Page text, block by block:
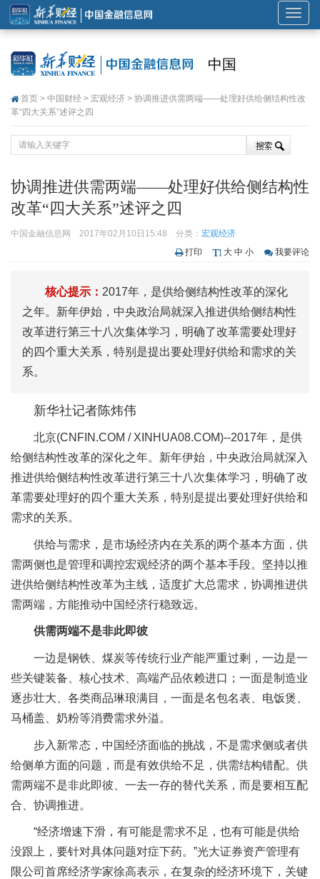
展
开
导
中国
首页 > 中国财经 > 宏观经济 > 协调推进供需两端——处理好供给侧结构性改
革“四大关系”述评之四
协调推进供需两端——处理好供给侧结构性
改革“四大关系”述评之四
中国金融信息网 2017年02月10日15:48 分类： 宏观经济
打印
大 中 小 我要评论
核心提示： 2017年，是供给侧结构性改革的深化
之年。新年伊始，中央政治局就深入推进供给侧结构性
改革进行第三十八次集体学习，明确了改革需要处理好
的四个重大关系，特别是提出要处理好供给和需求的关
系。
新华社记者陈炜伟
北京(CNFIN.COM / XINHUA08.COM)--2017年，是供
给侧结构性改革的深化之年。新年伊始，中央政治局就深入
推进供给侧结构性改革进行第三十八次集体学习，明确了改
革需要处理好的四个重大关系，特别是提出要处理好供给和
需求的关系。
供给与需求，是市场经济内在关系的两个基本方面，供
需两侧也是管理和调控宏观经济的两个基本手段。坚持以推
进供给侧结构性改革为主线，适度扩大总需求，协调推进供
需两端，方能推动中国经济行稳致远。
供需两端不是非此即彼
一边是钢铁、煤炭等传统行业产能严重过剩，一边是一
些关键装备、核心技术、高端产品依赖进口；一面是制造业
逐步壮大、各类商品琳琅满目，一面是名包名表、电饭煲、
马桶盖、奶粉等消费需求外溢。
步入新常态，中国经济面临的挑战，不是需求侧或者供
给侧单方面的问题，而是有效供给不足，供需结构错配。供
需两端不是非此即彼、一去一存的替代关系，而是要相互配
合、协调推进。
“经济增速下滑，有可能是需求不足，也有可能是供给
没跟上，要针对具体问题对症下药。”光大证券资产管理有
限公司首席经济学家徐高表示，在复杂的经济环境下，关键